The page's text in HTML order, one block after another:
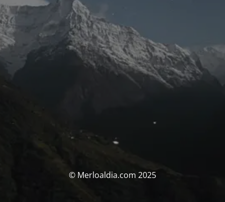
© Merloaldia.com 2025